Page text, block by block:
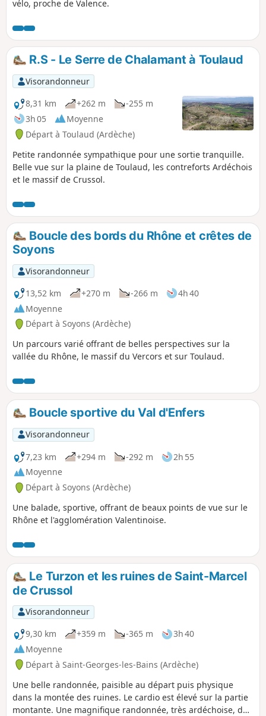
vélo, proche de Valence.
R.S - Le Serre de Chalamant à Toulaud
Visorandonneur
8,31 km
+262 m
-255 m
3h 05
Moyenne
Départ à Toulaud (Ardèche)
Petite randonnée sympathique pour une sortie tranquille.
Belle vue sur la plaine de Toulaud, les contreforts Ardéchois
et le massif de Crussol.
Boucle des bords du Rhône et crêtes de
Soyons
Visorandonneur
13,52 km
+270 m -266 m
4h 40
Moyenne
Départ à Soyons (Ardèche)
Un parcours varié offrant de belles perspectives sur la
vallée du Rhône, le massif du Vercors et sur Toulaud.
Boucle sportive du Val d'Enfers
Visorandonneur
7,23 km
+294 m -292 m
2h 55
Moyenne
Départ à Soyons (Ardèche)
Une balade, sportive, offrant de beaux points de vue sur le
Rhône et l'agglomération Valentinoise.
Le Turzon et les ruines de Saint-Marcel
de Crussol
Visorandonneur
9,30 km
+359 m -365 m
3h 40
Moyenne
Départ à Saint-Georges-les-Bains (Ardèche)
Une belle randonnée, paisible au départ puis physique
dans la montée des ruines. Le cardio est élevé sur la partie
montante. Une magnifique randonnée, très ardéchoise, de